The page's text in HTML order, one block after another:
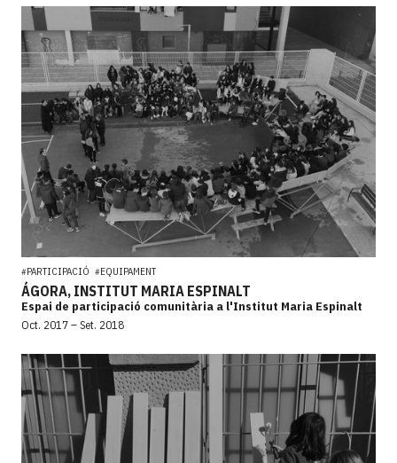
#PARTICIPACIÓ #EQUIPAMENT
ÁGORA, INSTITUT MARIA ESPINALT
Espai de participació comunitària a l'Institut Maria Espinalt
Oct. 2017 – Set. 2018